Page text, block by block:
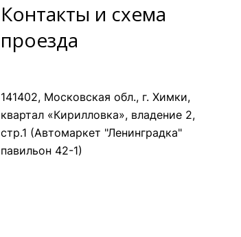
Контакты и схема
проезда
141402, Московская обл., г. Химки,
квартал «Кирилловка», владение 2,
стр.1 (Автомаркет "Ленинградка"
павильон 42-1)